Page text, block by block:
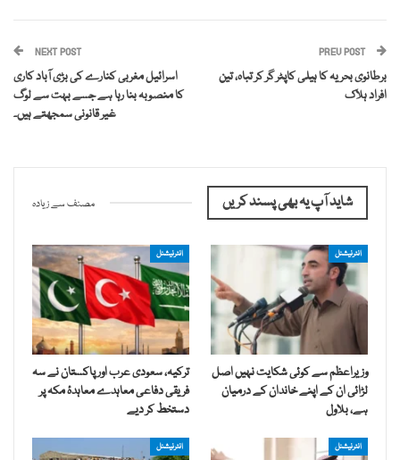
PREV POST
برطانوی بحریہ کا ہیلی کاپٹر گر کر تباہ، تین
افراد ہلاک
NEXT POST
اسرائیل مغربی کنارے کی بڑی آباد کاری
کا منصوبہ بنا رہا ہے جسے بہت سے لوگ
غیر قانونی سمجھتے ہیں۔
شاید آپ یہ بھی پسند کریں مصنف سے زیادہ
انٹرنیشنل
وزیراعظم سے کوئی شکایت نہیں اصل
لڑائی ان کے اپنے خاندان کے درمیان
ہے، بلاول
انٹرنیشنل
ترکیہ، سعودی عرب اور پاکستان نے سہ
فریقی دفاعی معاہدے معاہدۂ مکہ پر
دستخط کر دیے
انٹرنیشنل انٹرنیشنل